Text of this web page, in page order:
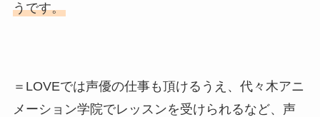
うです。
＝LOVEでは声優の仕事も頂けるうえ、代々木アニ
メーション学院でレッスンを受けられるなど、声